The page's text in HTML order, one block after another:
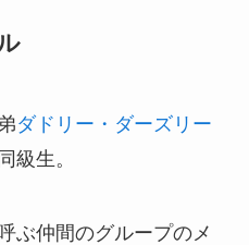
ダドリー・ダーズリー
級生。
ぶ仲間のグループのメ